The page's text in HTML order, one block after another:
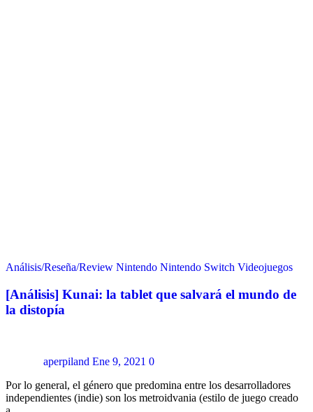
Análisis/Reseña/Review Nintendo Nintendo Switch Videojuegos
[Análisis] Kunai: la tablet que salvará el mundo de
la distopía
aperpiland Ene 9, 2021 0
Por lo general, el género que predomina entre los desarrolladores
independientes (indie) son los metroidvania (estilo de juego creado